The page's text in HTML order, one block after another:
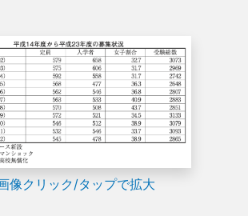
像クリック/タップで拡大